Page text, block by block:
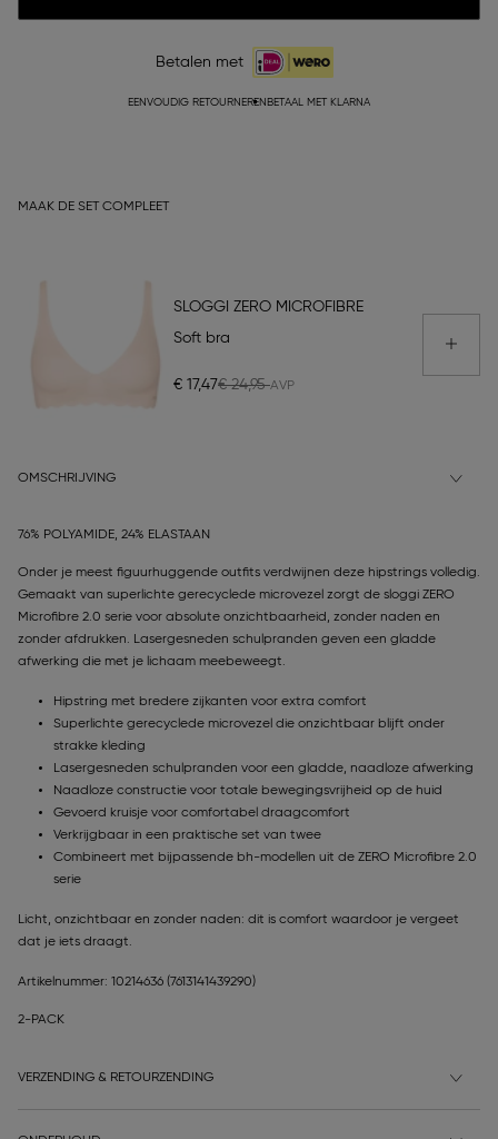
Betalen met
EENVOUDIG RETOURNEREN BETAAL MET KLARNA
MAAK DE SET COMPLEET
SLOGGI ZERO MICROFIBRE
Soft bra
€ 17,47€ 24,95
OMSCHRIJVING
76% POLYAMIDE, 24% ELASTAAN
Onder je meest figuurhuggende outfits verdwijnen deze hipstrings volledig.
Gemaakt van superlichte gerecyclede microvezel zorgt de sloggi ZERO
Microfibre 2.0 serie voor absolute onzichtbaarheid, zonder naden en
zonder afdrukken. Lasergesneden schulpranden geven een gladde
afwerking die met je lichaam meebeweegt.
Hipstring met bredere zijkanten voor extra comfort
Superlichte gerecyclede microvezel die onzichtbaar blijft onder
strakke kleding
Lasergesneden schulpranden voor een gladde, naadloze afwerking
Naadloze constructie voor totale bewegingsvrijheid op de huid
Gevoerd kruisje voor comfortabel draagcomfort
Verkrijgbaar in een praktische set van twee
Combineert met bijpassende bh-modellen uit de ZERO Microfibre 2.0
serie
Licht, onzichtbaar en zonder naden: dit is comfort waardoor je vergeet
dat je iets draagt.
Artikelnummer: 10214636 (7613141439290)
2-PACK
VERZENDING & RETOURZENDING